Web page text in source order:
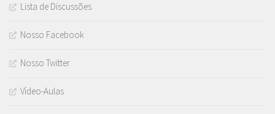
Lista de Discussões
Nosso Facebook
Nosso Twitter
Vídeo-Aulas